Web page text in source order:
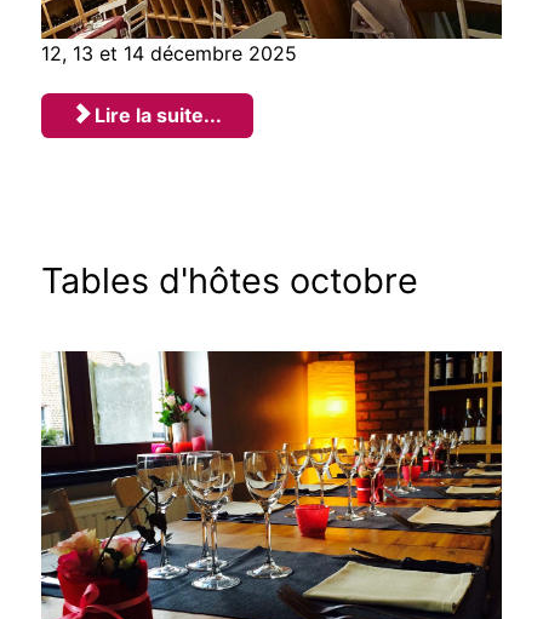
12, 13 et 14 décembre 2025
Lire la suite...
Tables d'hôtes octobre